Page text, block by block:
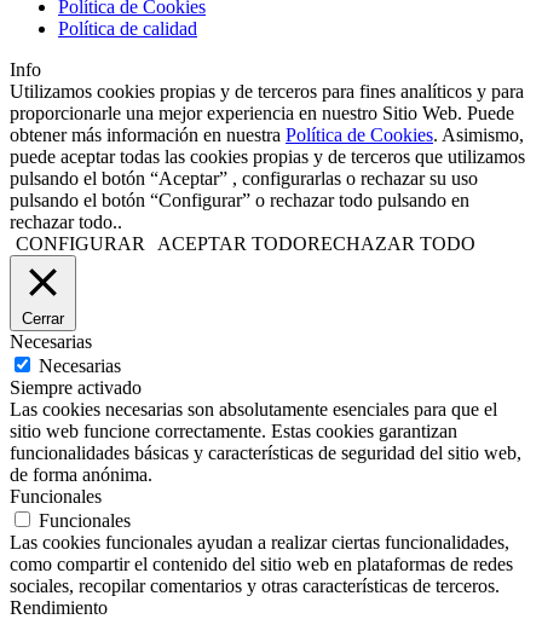
Política de Cookies
Política de calidad
Info
Utilizamos cookies propias y de terceros para fines analíticos y para
proporcionarle una mejor experiencia en nuestro Sitio Web. Puede
obtener más información en nuestra Política de Cookies. Asimismo,
puede aceptar todas las cookies propias y de terceros que utilizamos
pulsando el botón “Aceptar” , configurarlas o rechazar su uso
pulsando el botón “Configurar” o rechazar todo pulsando en
rechazar todo..
CONFIGURAR
ACEPTAR TODORECHAZAR TODO
Cerrar
Necesarias
Necesarias
Siempre activado
Las cookies necesarias son absolutamente esenciales para que el
sitio web funcione correctamente. Estas cookies garantizan
funcionalidades básicas y características de seguridad del sitio web,
de forma anónima.
Funcionales
Funcionales
Las cookies funcionales ayudan a realizar ciertas funcionalidades,
como compartir el contenido del sitio web en plataformas de redes
sociales, recopilar comentarios y otras características de terceros.
Rendimiento